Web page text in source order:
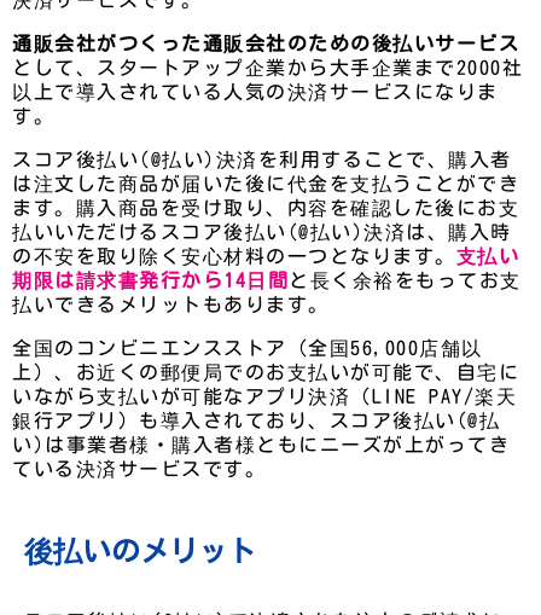
通販会社がつくった通販会社のための後払いサービス
として、スタートアップ企業から大手企業まで2000社
以上で導入されている人気の決済サービスになりま
す。
スコア後払い(@払い)決済を利用することで、購入者
は注文した商品が届いた後に代金を支払うことができ
ます。購入商品を受け取り、内容を確認した後にお支
払いいただけるスコア後払い(@払い)決済は、購入時
の不安を取り除く安心材料の一つとなります。 支払い
期限は請求書発行から14日間 と長く余裕をもってお支
払いできるメリットもあります。
全国のコンビニエンスストア（全国56,000店舗以
上）、お近くの郵便局でのお支払いが可能で、自宅に
いながら支払いが可能なアプリ決済（LINE PAY/楽天
銀行アプリ）も導入されており、スコア後払い(@払
い)は事業者様・購入者様ともにニーズが上がってき
ている決済サービスです。
後払いのメリット